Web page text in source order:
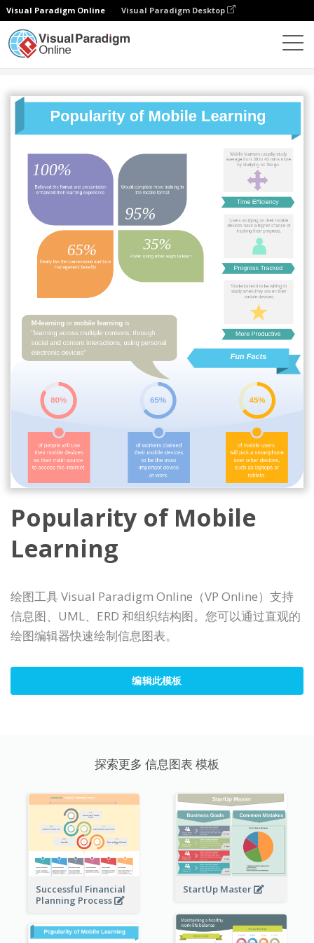
Visual Paradigm Online Visual Paradigm Desktop
Popularity of Mobile
Learning
绘图工具 Visual Paradigm Online（VP Online）支持
信息图、UML、ERD 和组织结构图。您可以通过直观的
绘图编辑器快速绘制信息图表。
编辑此模板
探索更多 信息图表 模板
Successful Financial
Planning Process
StartUp Master